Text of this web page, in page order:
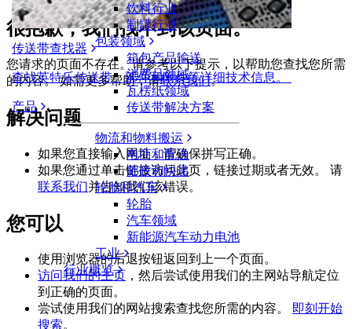
传送带查找器
查找英特乐传送带、部件和附件等详细技术信息。
产品
饮料行业
制罐行业
包装领域
箱包产品输送
消费品领域
瓦楞纸领域
传送带解决方案
物流和物料搬运
电商和配送
邮政和快递
轮胎和汽车
轮胎
汽车领域
新能源汽车动力电池
工业
行业概览
很抱歉，我们找不到该页面。
您请求的页面不存在。请参考以下提示，以帮助您查找您所需
的内容。 如需更多帮助，请联系我们。
解决问题
如果您直接输入网址，请确保拼写正确。
如果您通过单击链接访问此页，链接过期或者无效。 请
联系我们并告知我们该错误。
您可以
使用浏览器的后退按钮返回到上一个页面。
访问我们的主页 ，然后尝试使用我们的主网站导航定位
到正确的页面。
尝试使用我们的网站搜索查找您所需的内容。 即刻开始
搜索。